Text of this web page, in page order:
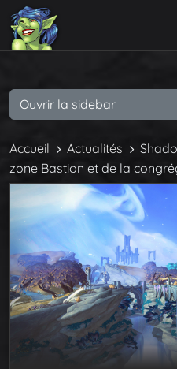
Accueil Actualités
zone Bastion et de la
Ouvrir la sidebar